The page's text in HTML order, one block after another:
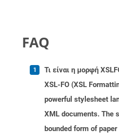
FAQ
Τι είναι η μορφή
XSL-FO (XSL
powerful stylesheet
XML documents. The
bounded form of